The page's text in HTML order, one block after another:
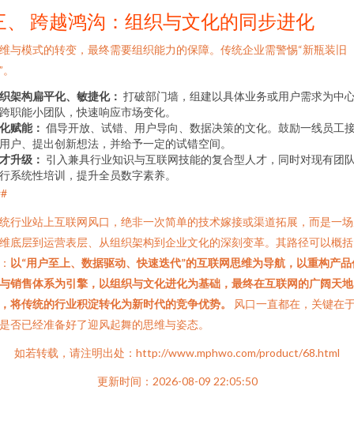
、 跨越鸿沟：组织与文化的同步进化
与模式的转变，最终需要组织能力的保障。传统企业需警惕“新瓶装旧
架构扁平化、敏捷化： 打破部门墙，组建以具体业务或用户需求为中
职能小团队，快速响应市场变化。
赋能： 倡导开放、试错、用户导向、数据决策的文化。鼓励一线员工
户、提出创新想法，并给予一定的试错空间。
升级： 引入兼具行业知识与互联网技能的复合型人才，同时对现有团
系统性培训，提升全员数字素养。
行业站上互联网风口，绝非一次简单的技术嫁接或渠道拓展，而是一
底层到运营表层、从组织架构到企业文化的深刻变革。其路径可以概括
以“用户至上、数据驱动、快速迭代”的互联网思维为导航，以重构产品
销售体系为引擎，以组织与文化进化为基础，最终在互联网的广阔天地
将传统的行业积淀转化为新时代的竞争优势。
风口一直都在，关键在
否已经准备好了迎风起舞的思维与姿态。
如若转载，请注明出处：http://www.mphwo.com/product/68.html
更新时间：2026-08-09 22:05:50